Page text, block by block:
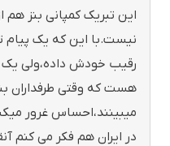
این تبریک کمپانی بنز هم
نیست.با این که یک پیام
رقیب خودش داده،ولی
هست که وقتی طرفداران
میبینند،احساس غرور
در ایران هم فکر می کنم